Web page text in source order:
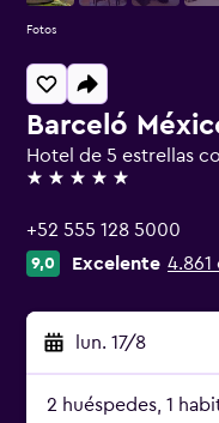
Barceló
Hotel de 5 estrellas
5 estrellas
+52 555 128 5000
9,0 Excelente
lun. 17/8
2 huéspedes, 1
Fotos